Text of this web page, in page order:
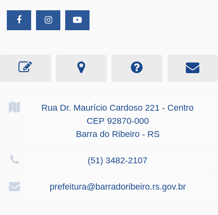
Rua Dr. Maurício Cardoso 221 - Centro
CEP 92870-000
Barra do Ribeiro - RS
(51) 3482-2107
prefeitura@barradoribeiro.rs.gov.br